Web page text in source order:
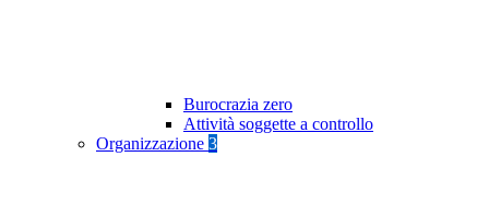
Burocrazia zero
Attività soggette a controllo
Organizzazione 3